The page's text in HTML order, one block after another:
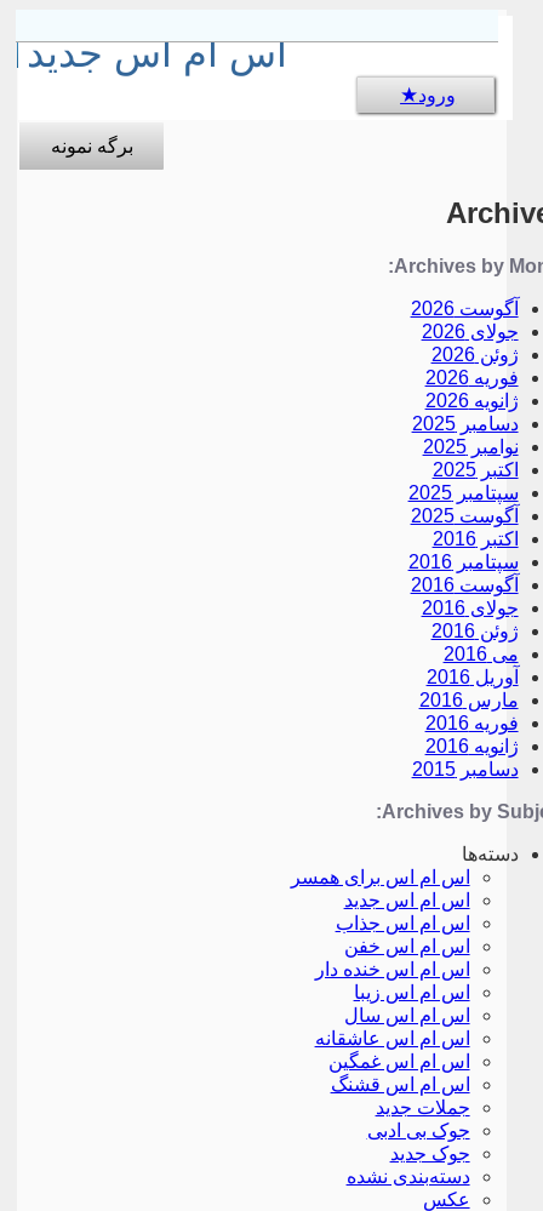
اس ام اس جدید
ورود
برگه نمونه
Archives by
آگوست 2026
جولای 2026
ژوئن 2026
فوریه 2026
ژانویه 2026
دسامبر 2025
نوامبر 2025
اکتبر 2025
سپتامبر 2025
آگوست 2025
اکتبر 2016
سپتامبر 2016
آگوست 2016
جولای 2016
ژوئن 2016
می 2016
آوریل 2016
مارس 2016
فوریه 2016
ژانویه 2016
دسامبر 2015
Archives by
دسته‌ها
اس ام اس برای همسر
اس ام اس جدید
اس ام اس جذاب
اس ام اس خفن
اس ام اس خنده دار
اس ام اس زیبا
اس ام اس سال
اس ام اس عاشقانه
اس ام اس غمگین
اس ام اس قشنگ
جملات جدید
جوک بی ادبی
جوک جدید
دسته‌بندی نشده
عکس